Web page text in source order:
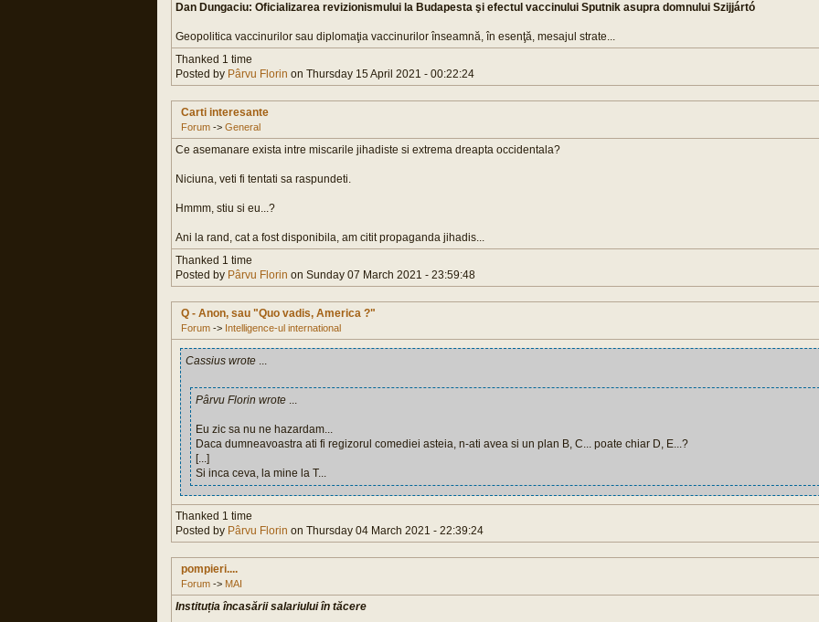
Dan Dungaciu: Oficializarea revizionismului la Budapesta şi efectul vaccinului Sputnik asupra domnului Szijjártó
Geopolitica vaccinurilor sau diplomaţia vaccinurilor înseamnă, în esenţă, mesajul strate...
Thanked 1 time
Posted by Pârvu Florin on Thursday 15 April 2021 - 00:22:24
Carti interesante
Forum -> General
Ce asemanare exista intre miscarile jihadiste si extrema dreapta occidentala?
Niciuna, veti fi tentati sa raspundeti.
Hmmm, stiu si eu...?
Ani la rand, cat a fost disponibila, am citit propaganda jihadis...
Thanked 1 time
Posted by Pârvu Florin on Sunday 07 March 2021 - 23:59:48
Q - Anon, sau "Quo vadis, America ?"
Forum -> Intelligence-ul international
Cassius wrote ...
Pârvu Florin wrote ...
Eu zic sa nu ne hazardam...
Daca dumneavoastra ati fi regizorul comediei asteia, n-ati avea si un plan B, C... poate chiar D, E...?
[...]
Si inca ceva, la mine la T...
Thanked 1 time
Posted by Pârvu Florin on Thursday 04 March 2021 - 22:39:24
pompieri....
Forum -> MAI
Instituția încasării salariului în tăcere